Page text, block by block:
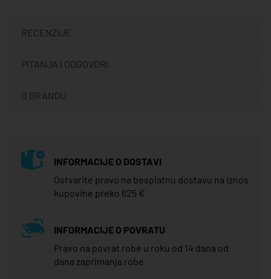
RECENZIJE
PITANJA I ODGOVORI
O BRANDU
INFORMACIJE O DOSTAVI
Ostvarite pravo na besplatnu dostavu na iznos
kupovine preko 625 €
INFORMACIJE O POVRATU
Pravo na povrat robe u roku od 14 dana od
dana zaprimanja robe